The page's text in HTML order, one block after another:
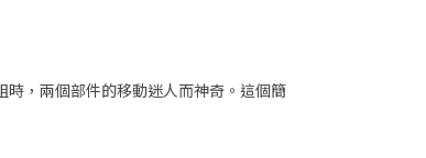
，兩個部件的移動迷人而神奇。這個簡